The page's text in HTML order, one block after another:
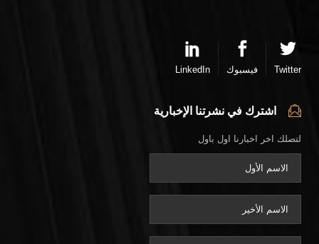
Twitter فيسبوك LinkedIn
اشترك في نشرتنا الإخبارية
لتصلك اخر اخبارنا اول باول